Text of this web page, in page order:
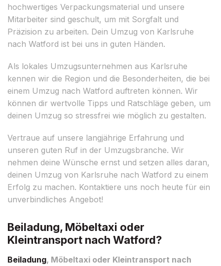
hochwertiges Verpackungsmaterial und unsere
Mitarbeiter sind geschult, um mit Sorgfalt und
Präzision zu arbeiten. Dein Umzug von Karlsruhe
nach Watford ist bei uns in guten Händen.
Als lokales Umzugsunternehmen aus Karlsruhe
kennen wir die Region und die Besonderheiten, die bei
einem Umzug nach Watford auftreten können. Wir
können dir wertvolle Tipps und Ratschläge geben, um
deinen Umzug so stressfrei wie möglich zu gestalten.
Vertraue auf unsere langjährige Erfahrung und
unseren guten Ruf in der Umzugsbranche. Wir
nehmen deine Wünsche ernst und setzen alles daran,
deinen Umzug von Karlsruhe nach Watford zu einem
Erfolg zu machen. Kontaktiere uns noch heute für ein
unverbindliches Angebot!
Beiladung, Möbeltaxi oder
Kleintransport nach Watford?
Beiladung, Möbeltaxi oder Kleintransport nach